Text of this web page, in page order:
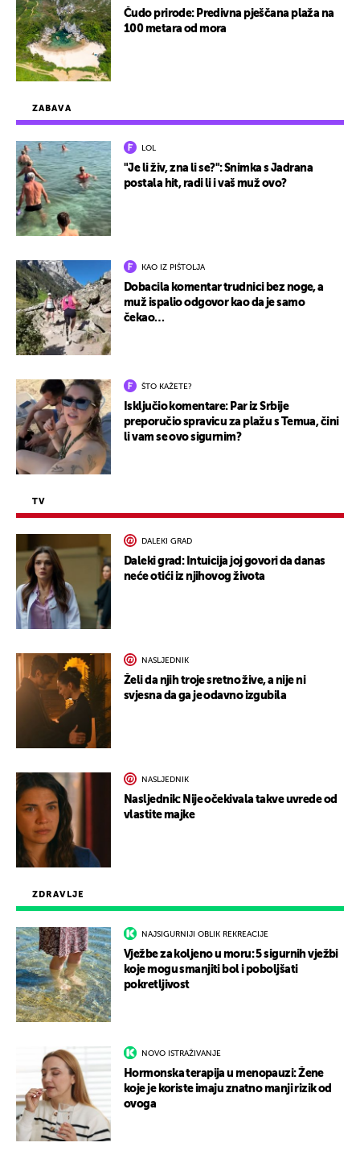
ZDRAVLJE
NAJSIGURNIJI OBLIK REKREACIJE
Vježbe za koljeno u moru: 5 sigurnih vježbi
koje mogu smanjiti bol i poboljšati
pokretljivost
NOVO ISTRAŽIVANJE
Hormonska terapija u menopauzi: Žene
koje je koriste imaju znatno manji rizik od
ovoga
ZABAVA
LOL
"Je li živ, zna li se?": Snimka s Jadrana
postala hit, radi li i vaš muž ovo?
KAO IZ PIŠTOLJA
Dobacila komentar trudnici bez noge, a
muž ispalio odgovor kao da je samo
čekao…
ŠTO KAŽETE?
Isključio komentare: Par iz Srbije
preporučio spravicu za plažu s Temua, čini
li vam se ovo sigurnim?
TV
DALEKI GRAD
Daleki grad: Intuicija joj govori da danas
neće otići iz njihovog života
NASLJEDNIK
Želi da njih troje sretno žive, a nije ni
svjesna da ga je odavno izgubila
NASLJEDNIK
Nasljednik: Nije očekivala takve uvrede od
vlastite majke
Čudo prirode: Predivna pješčana plaža na
100 metara od mora